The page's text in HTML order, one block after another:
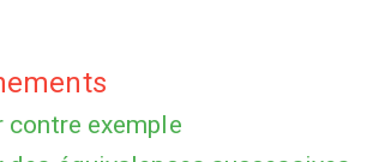
contre exemple